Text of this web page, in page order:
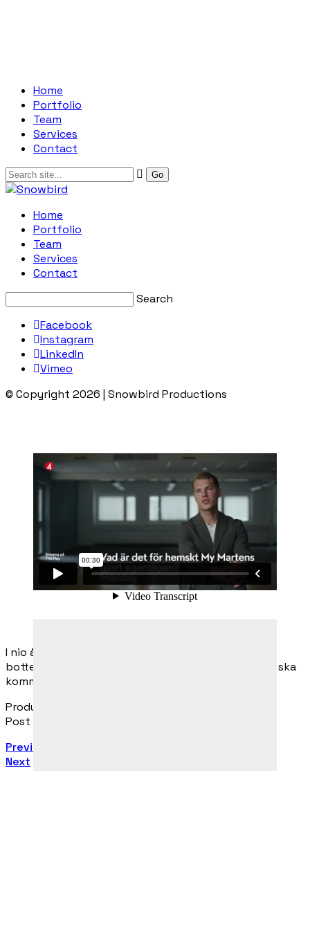
Home
Portfolio
Team
Services
Contact
Home
Portfolio
Team
Services
Contact
Search
Facebook
Instagram
LinkedIn
Vimeo
© Copyright 2026 | Snowbird Productions
I nio år har My plågats av stalking. Nu vill hon gå till
botten med vilka som ligger bakom men sanningen ska
komma att skaka om henne rejält.
Production Company: Creative Society
Post Production: Snowbird Productions
Previous
Next